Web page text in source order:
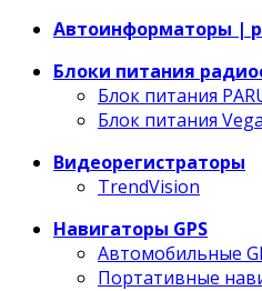
Автоинформаторы |
Блоки питания
Блок питания
Блок питания Vega
Видеорегистраторы
TrendVision
Навигаторы GPS
Автомобильные
Портативные